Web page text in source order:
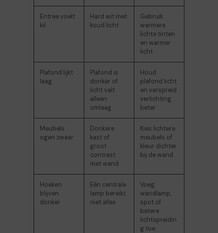
Entree voelt
kil
Hard wit met
koud licht
Gebruik
warmere
lichte tinten
en warmer
licht
Plafond lijkt
laag
Plafond is
donker of
licht valt
alleen
omlaag
Houd
plafond licht
en verspreid
verlichting
beter
Meubels
ogen zwaar
Donkere
kast of
groot
contrast
met wand
Kies lichtere
meubels of
kleur dichter
bij de wand
Hoeken
blijven
donker
Eén centrale
lamp bereikt
niet alles
Voeg
wandlamp,
spot of
betere
lichtspreidin
g toe